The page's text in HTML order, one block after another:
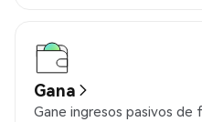
Gana
Gane ingresos pasivos de